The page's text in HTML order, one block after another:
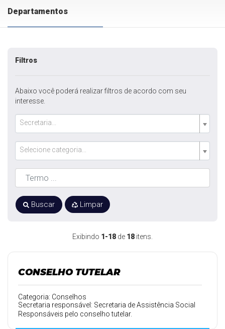
Departamentos
Exibindo 1-18 de 18 itens.
CONSELHO TUTELAR
Categoria: Conselhos
Secretaria responsável: Secretaria de Assistência Social
Responsáveis pelo conselho tutelar.
Filtros
Abaixo você poderá realizar filtros de acordo com seu
interesse.
Secretaria...
Selecione categoria...
Buscar Limpar